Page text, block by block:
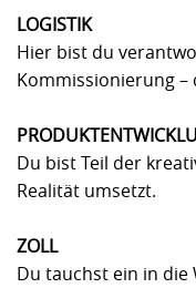
LOGISTIK
Hier bist du
Kommissionierung –
Du bist Teil der
Realität umsetzt.
ZOLL
Du tauchst ein in